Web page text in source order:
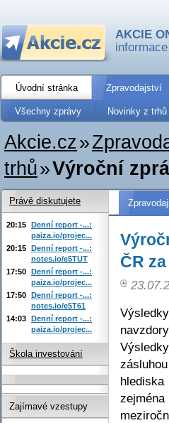
AKCIE
Úvodní stránka Zpravodajství
Všechny zprávy Novinky z trhů
Akcie.cz»
trhů»Výroční
ČR
Právě diskutujete
20:15 Denní report -...:
paiza.io/projec...
20:15 Denní report -...:
notes.io/e5TUT
17:50 Denní report -...:
paiza.io/projec...
17:50 Denní report -...:
notes.io/e5T61
14:03 Denní report -...:
paiza.io/projec...
Škola investování
Zajímavé vzestupy